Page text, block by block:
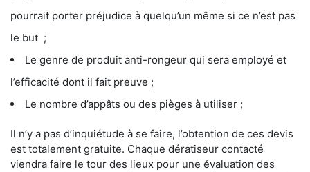
pourrait porter préjudice à quelqu’un même si ce n’est pas
le but ;
Le genre de produit anti-rongeur qui sera employé et
l’efficacité dont il fait preuve ;
Le nombre d’appâts ou des pièges à utiliser ;
Il n’y a pas d’inquiétude à se faire, l’obtention de ces devis
est totalement gratuite. Chaque dératiseur contacté
viendra faire le tour des lieux pour une évaluation des